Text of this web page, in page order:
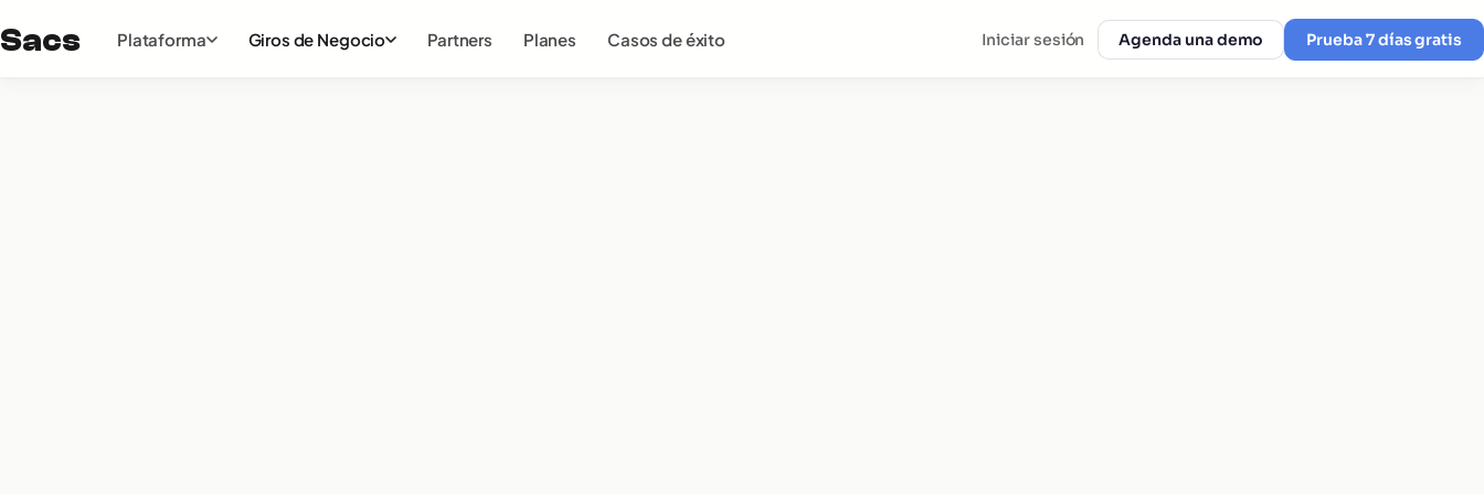
Sacs Plataforma Giros de Negocio Partners Planes Casos de éxito Iniciar sesión Agenda una demo Prueba 7 días gratis